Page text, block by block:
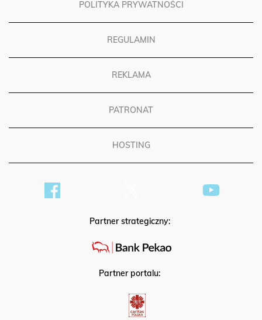
POLITYKA PRYWATNOŚCI
REGULAMIN
REKLAMA
PATRONAT
HOSTING
Partner strategiczny:
Partner portalu: